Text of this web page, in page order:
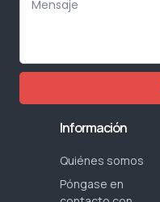
Información
Quiénes somos
Póngase en